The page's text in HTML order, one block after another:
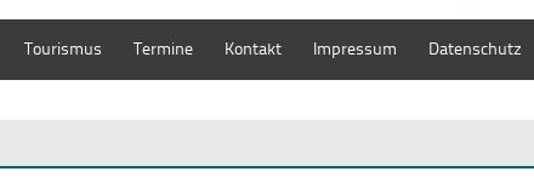
Tourismus Termine Kontakt Impressum Datenschutz